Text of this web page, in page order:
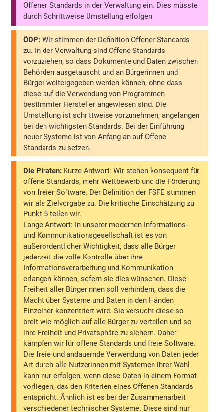
Offener Standards in der Verwaltung ein. Dies müsste
durch Schrittweise Umstellung erfolgen.
ÖDP: Wir stimmen der Definition Offener Standards
zu. In der Verwaltung sind Offene Standards
vorzuziehen, so dass Dokumente und Daten zwischen
Behörden ausgetauscht und an Bürgerinnen und
Bürger weitergegeben werden können, ohne dass
diese auf die Verwendung von Programmen
bestimmter Hersteller angewiesen sind. Die
Umstellung ist schrittweise vorzunehmen, angefangen
bei den wichtigsten Standards. Bei der Einführung
neuer Systeme ist von Anfang an auf Offene
Standards zu setzen.
Die Piraten: Kurze Antwort: Wir stehen konsequent für
offene Standards, mehr Wettbewerb und die Förderung
von freier Software. Der Definition der FSFE stimmen
wir als Zielvorgabe zu. Die kritische Einschätzung zu
Punkt 5 teilen wir.
Lange Antwort: In unserer modernen Informations-
und Kommunikationsgesellschaft ist es von
außerordentlicher Wichtigkeit, dass alle Bürger
jederzeit die volle Kontrolle über ihre
Informationsverarbeitung und Kommunikation
erlangen können, sofern sie dies wünschen. Diese
Freiheit aller Bürgerinnen soll verhindern, dass die
Macht über Systeme und Daten in den Händen
Einzelner konzentriert wird. Sie versucht diese so
breit wie möglich auf alle Bürger zu verteilen und so
ihre Freiheit und Privatsphäre zu sichern. Daher
kämpfen wir für offene Standards und freie Software.
Die freie und andauernde Verwendung von Daten jeder
Art durch alle Nutzerinnen mit Systemen ihrer Wahl
kann nur erfolgen, wenn diese Daten in einem Format
vorliegen, das den Kriterien eines Offenen Standards
entspricht. Ähnlich ist es bei der Zusammenarbeit
verschiedener technischer Systeme. Diese sind nur